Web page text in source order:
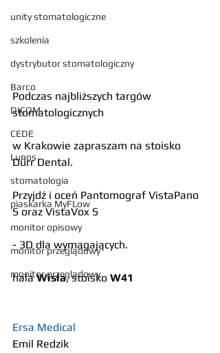
unity stomatologiczne
szkolenia
dystrybutor stomatologiczny
Barco
DICOM
CEDE
Lunos
stomatologia
piaskarka MyFLow
monitor opisowy
monitor przeglądowy
monitor przeglądowy
Podczas najbliższych targów
stomatologicznych
w Krakowie zapraszam na stoisko
Dürr Dental.
Przyjdź i oceń Pantomograf VistaPano
S oraz VistaVox S
- 3D dla wymagających.
hala Wisła, stoisko W41
Ersa Medical
Emil Redzik